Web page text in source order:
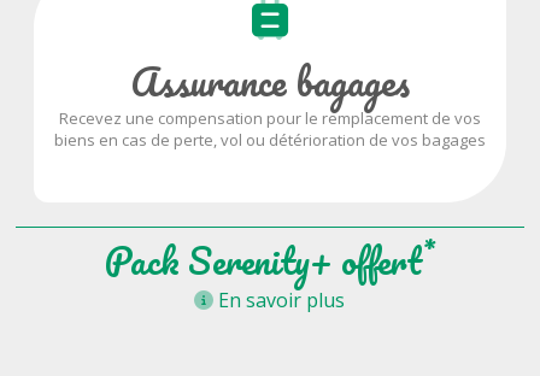
Assurance bagages
Recevez une compensation pour le remplacement de vos
biens en cas de perte, vol ou détérioration de vos bagages
Pack Serenity+ offert*
En savoir plus